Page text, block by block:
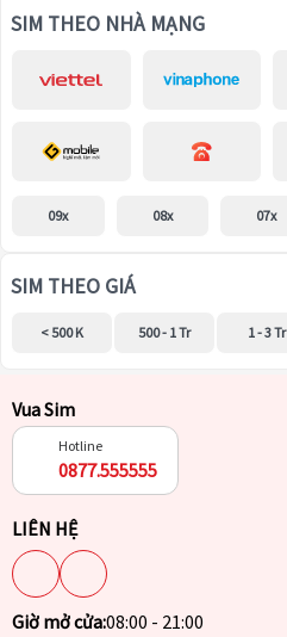
SIM THEO NHÀ MẠNG
09x 08x 07x
SIM THEO GIÁ
< 500 K 500 - 1 Tr 1 - 3 Tr
Vua Sim
Hotline
0877.555555
LIÊN HỆ
Giờ mở cửa:08:00 - 21:00